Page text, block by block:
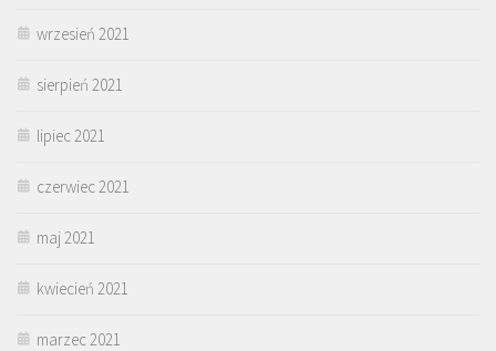
wrzesień 2021
sierpień 2021
lipiec 2021
czerwiec 2021
maj 2021
kwiecień 2021
marzec 2021